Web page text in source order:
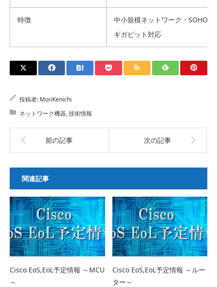
特徴
中小規模ネットワーク・SOHO
ギガビット対応
投稿者: MoriKenichi
ネットワーク機器,技術情報
前の記事 次の記事
関連記事
Cisco EoS,EoL予定情報 ～MCU
～
Cisco EoS,EoL予定情報 ～ルー
ター～